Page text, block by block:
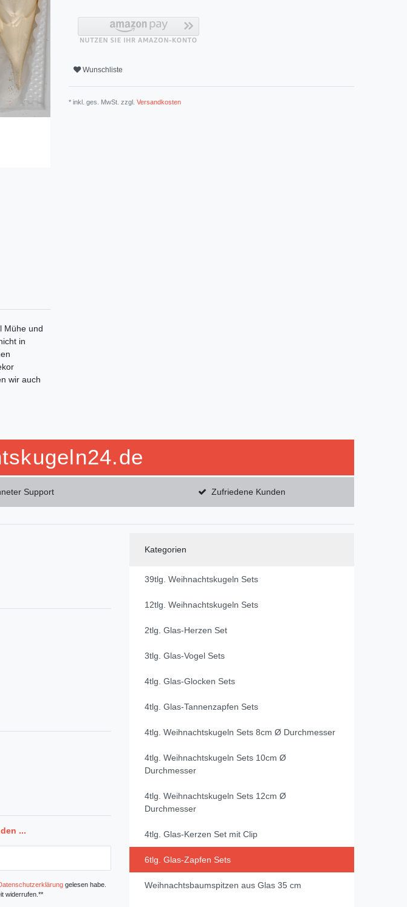
Wunschliste
* inkl. ges. MwSt. zzgl. Versandkosten
Mühe und
in
wir auch
Support Zufriedene Kunden
...
gelesen habe.
widerrufen.**
Kategorien
39tlg. Weihnachtskugeln Sets
12tlg. Weihnachtskugeln Sets
2tlg. Glas-Herzen Set
3tlg. Glas-Vogel Sets
4tlg. Glas-Glocken Sets
4tlg. Glas-Tannenzapfen Sets
4tlg. Weihnachtskugeln Sets 8cm Ø Durchmesser
4tlg. Weihnachtskugeln Sets 10cm Ø
Durchmesser
4tlg. Weihnachtskugeln Sets 12cm Ø
Durchmesser
4tlg. Glas-Kerzen Set mit Clip
6tlg. Glas-Zapfen Sets
Weihnachtsbaumspitzen aus Glas 35 cm